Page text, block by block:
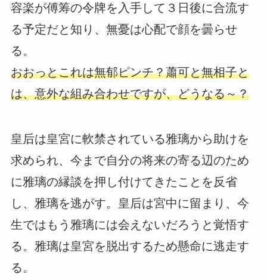
容楽が傅筹の令牌を入手して３日後に合流す
る予定だと知り、無憂は心配で顔を曇らせ
る。
おおっとこれは無郁ピンチ？蕭可と無相子と
は、意外な組み合わせですが、どうなる～？
皇后は皇宮に軟禁されている雅璃から助けを
求められ、今まで自分の将来の寄る辺のため
に雅璃の縁談を押し付けてきたことを反省
し、雅璃を逃がす。皇后は宮中に留まり、今
生ではもう雅璃には会えないだろうと覚悟す
る。雅璃は皇宮を脱出するため懸命に逃走す
る。